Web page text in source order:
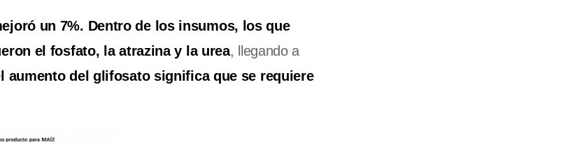
un 7%. Dentro de los insumos, los que
el fosfato, la atrazina y la urea, llegando a
aumento del glifosato significa que se requiere